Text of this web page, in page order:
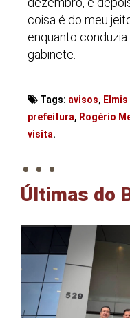
coisa é do meu
enquanto
gabinete.
Tags: avisos,
prefeitura, Rogério
visita.
. . .
Últimas do